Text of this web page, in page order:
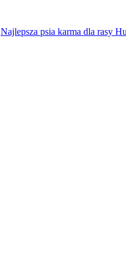
Najlepsza psia karma dla rasy